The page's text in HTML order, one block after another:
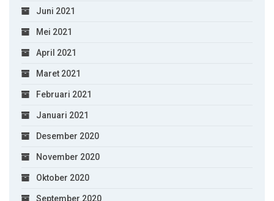
Juni 2021
Mei 2021
April 2021
Maret 2021
Februari 2021
Januari 2021
Desember 2020
November 2020
Oktober 2020
September 2020